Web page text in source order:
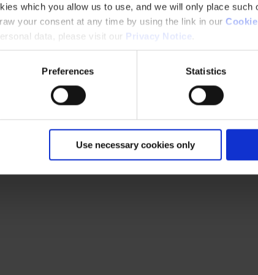
which you allow us to use, and we will only place such
your consent at any time by using the link in our
data, please visit our Privacy Notice
Preferences Statistics
Use necessary cookies only